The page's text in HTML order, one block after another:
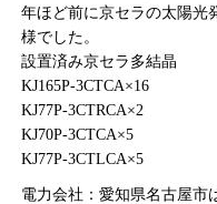
年ほど前に京セラの太陽光
様でした。
設置済み京セラ多結晶
KJ165P-3CTCA×16
KJ77P-3CTRCA×2
KJ70P-3CTCA×5
KJ77P-3CTLCA×5
電力会社：愛知県名古屋市